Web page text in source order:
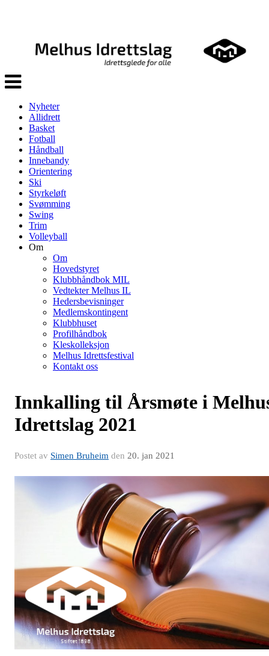
Veksle
navigasjon
Nyheter
Allidrett
Basket
Fotball
Håndball
Innebandy
Orientering
Ski
Styrkeløft
Svømming
Swing
Trim
Volleyball
Om
Om
Hovedstyret
Klubbhåndbok MIL
Vedtekter Melhus IL
Hedersbevisninger
Medlemskontingent
Klubbhuset
Profilhåndbok
Kleskolleksjon
Melhus Idrettsfestival
Kontakt oss
Innkalling til Årsmøte i
Idrettslag 2021
Postet av Simen Bruheim den 20. jan 2021